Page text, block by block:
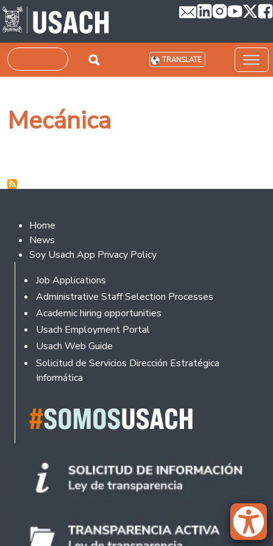
Skip to main content
Search TRANSLATE
Mecánica
Footer 2
Home
News
Soy Usach App Privacy Policy
Footer
Job Applications
Administrative Staff Selection Processes
Academic hiring opportunities
Usach Employment Portal
Usach Web Guide
Solicitud de Servicios Dirección Estratégica
Informática